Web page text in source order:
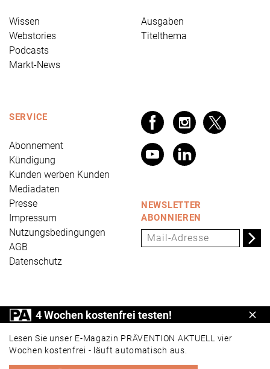
Wissen
Webstories
Podcasts
Markt-News
Ausgaben
Titelthema
SERVICE
Abonnement
Kündigung
Kunden werben Kunden
Mediadaten
Presse
Impressum
Nutzungsbedingungen
AGB
Datenschutz
NEWSLETTER
ABONNIEREN
PRÄVENTION AKTUELL ist ein Produkt der Universum
Verlag GmbH, Wettinerstraße 3-5, 65189 Wiesbaden,
www.universum.de,info@universum.de
4 Wochen kostenfrei testen!
Lesen Sie unser E-Magazin PRÄVENTION AKTUELL vier
Wochen kostenfrei - läuft automatisch aus.